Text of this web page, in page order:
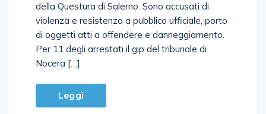
violenza e resistenza a pubblico ufficiale, porto
di oggetti atti a offendere e danneggiamento.
Per 11 degli arrestati il gip del tribunale di
Nocera […]
Leggi